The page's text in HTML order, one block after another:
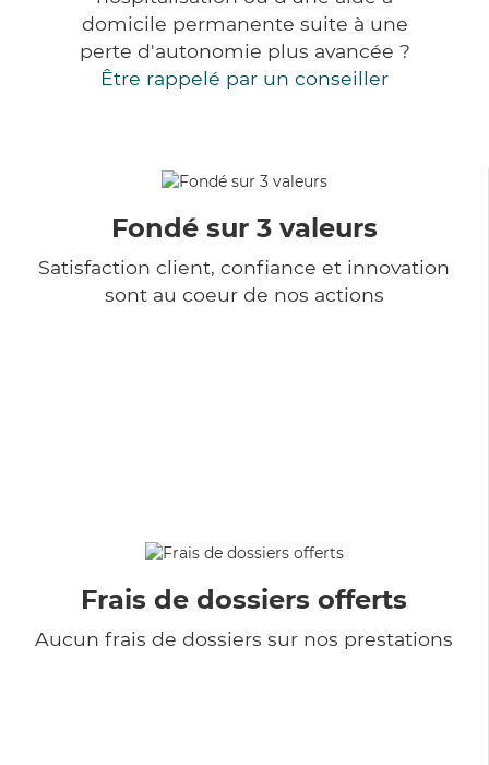
domicile permanente suite à une
perte d'autonomie plus avancée ?
Être rappelé par un conseiller
Fondé sur 3 valeurs
Satisfaction client, confiance et innovation
sont au coeur de nos actions
Frais de dossiers offerts
Aucun frais de dossiers sur nos prestations